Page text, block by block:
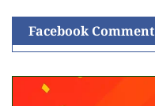
Facebook Comment